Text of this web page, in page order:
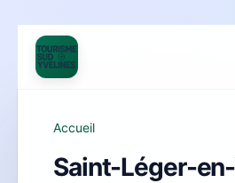
Accueil
Saint-Léger-